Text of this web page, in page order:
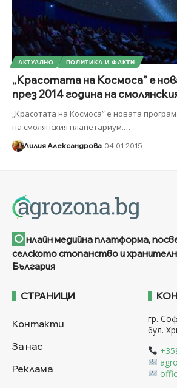
АКТУАЛНО ПОЛИТИКА И ФАКТИ
„Красотата на Космоса” е
през 2014 година на
„Красотата на Космоса” е новата
на смолянския планетариум.…
Лилия Александрова 04.01.2015
О нлайн медийна платформа,
селското стопанство и
България
СТРАНИЦИ
Контакти
За нас
Реклама
гр.
бул.